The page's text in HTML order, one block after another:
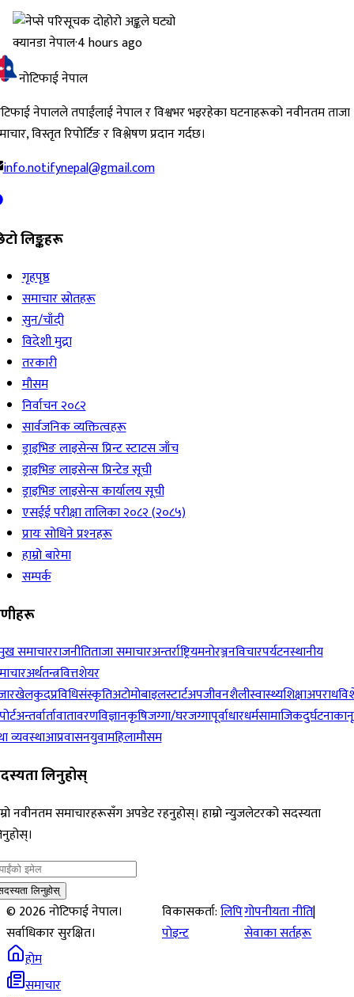
क्यानडा नेपाल·4 hours ago
नोटिफाई नेपाल
नेपालले तपाईंलाई नेपाल र विश्वभर भइरहेका घटनाहरूको नवीनतम ताजा
विस्तृत रिपोर्टिङ र विश्लेषण प्रदान गर्दछ।
info.notifynepal@gmail.com
लिङ्कहरू
गृहपृष्ठ
समाचार स्रोतहरू
सुन/चाँदी
विदेशी मुद्रा
तरकारी
मौसम
निर्वाचन २०८२
सार्वजनिक व्यक्तित्वहरू
ड्राइभिङ लाइसेन्स प्रिन्ट स्टाटस जाँच
ड्राइभिङ लाइसेन्स प्रिन्टेड सूची
ड्राइभिङ लाइसेन्स कार्यालय सूची
एसईई परीक्षा तालिका २०८२ (२०८५)
प्रायः सोधिने प्रश्‍नहरू
हाम्रो बारेमा
सम्पर्क
समाचारराजनीतिताजा समाचारअन्तर्राष्ट्रियमनोरञ्जनविचारपर्यटनस्थानीय
अर्थतन्त्रवित्तशेयर
खेलकुदप्रविधिसंस्कृतिअटोमोबाइलस्टार्टअपजीवनशैलीस्वास्थ्यशिक्षाअपराध
अन्तर्वार्तावातावरणविज्ञानकृषिजग्गा/घरजग्गापूर्वाधारधर्मसामाजिकदुर्घटना
व्यवस्थाआप्रवासनयुवामहिलामौसम
लिनुहोस्
नवीनतम समाचारहरूसँग अपडेट रहनुहोस्। हाम्रो न्युजलेटरको सदस्यता
लिनुहोस्
©2026नोटिफाई नेपाल।
सर्वाधिकार सुरक्षित।
विकासकर्ता:लिपि
पोइन्ट
गोपनीयता नीति|
सेवाका सर्तहरू
होम
समाचार